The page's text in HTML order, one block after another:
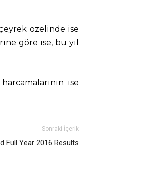
özelinde ise
göre ise, bu yıl
ise
Sonraki İçerik
Full Year 2016 Results